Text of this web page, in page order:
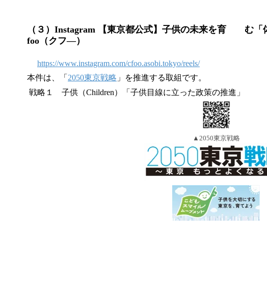
（３）Instagram 【東京都公式】子供の未来を育 む
foo（クフ―）
https://www.instagram.com/cfoo.asobi.tokyo/reels/
本件は、「 2050東京戦略 」を推進する取組です。
戦略１ 子供（Children）「子供目線に立った政策の推進」
▲2050東京戦略